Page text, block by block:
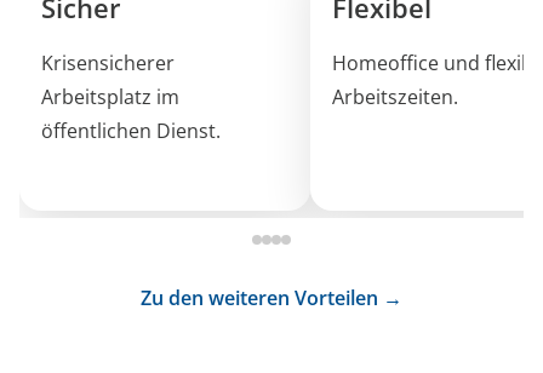
Krisensicherer
Arbeitsplatz im
öffentlichen Dienst.
Homeoffice und
Arbeitszeiten.
Zu den weiteren Vorteilen →